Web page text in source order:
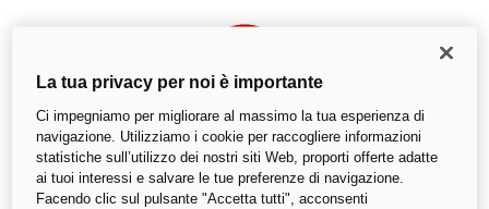
Si è verificato un errore imprevisto
La tua privacy per noi è importante
Ci impegniamo per migliorare al massimo la tua esperienza di
navigazione. Utilizziamo i cookie per raccogliere informazioni
statistiche sull’utilizzo dei nostri siti Web, proporti offerte adatte
ai tuoi interessi e salvare le tue preferenze di navigazione.
Facendo clic sul pulsante "Accetta tutti", acconsenti